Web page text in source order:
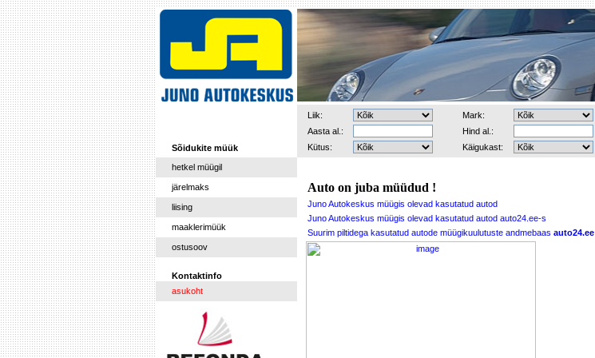
Sõidukite müük
Liik: Mark:
Aasta al.:
Hind al.:
Kütus:
Käigukast:
hetkel müügil
järelmaks
liising
maaklerimüük
ostusoov
Kontaktinfo
asukoht
Auto on juba müüdud !
Juno Autokeskus müügis olevad kasutatud autod
Juno Autokeskus müügis olevad kasutatud autod auto24.ee-s
Suurim piltidega kasutatud autode müügikuulutuste andmebaas auto24.ee